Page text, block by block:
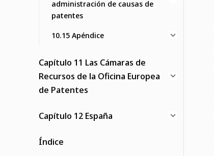
administración de causas de
patentes
10.15 Apéndice
Capítulo 11 Las Cámaras de
Recursos de la Oficina Europea
de Patentes
Capítulo 12 España
Índice